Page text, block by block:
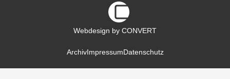
Webdesign by CONVERT
ArchivImpressumDatenschutz